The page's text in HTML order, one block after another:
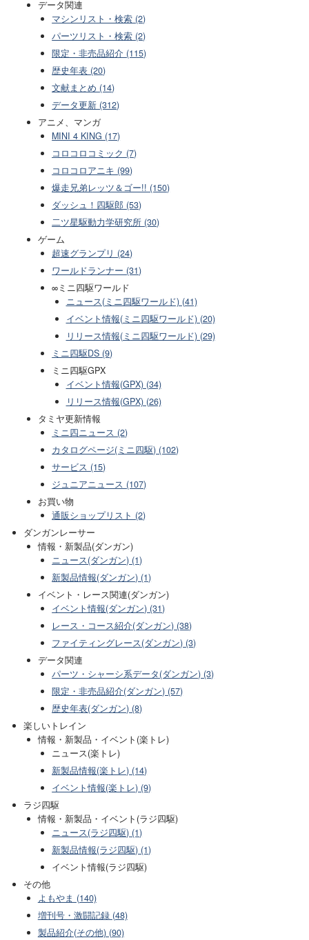
データ関連
マシンリスト・検索 (2)
パーツリスト・検索 (2)
限定・非売品紹介 (115)
歴史年表 (20)
文献まとめ (14)
データ更新 (312)
アニメ、マンガ
MINI 4 KING (17)
コロコロコミック (7)
コロコロアニキ (99)
爆走兄弟レッツ＆ゴー!! (150)
ダッシュ！四駆郎 (53)
二ツ星駆動力学研究所 (30)
ゲーム
超速グランプリ (24)
ワールドランナー (31)
∞ミニ四駆ワールド
ニュース(ミニ四駆ワールド) (41)
イベント情報(ミニ四駆ワールド) (20)
リリース情報(ミニ四駆ワールド) (29)
ミニ四駆DS (9)
ミニ四駆GPX
イベント情報(GPX) (34)
リリース情報(GPX) (26)
タミヤ更新情報
ミニ四ニュース (2)
カタログページ(ミニ四駆) (102)
サービス (15)
ジュニアニュース (107)
お買い物
通販ショップリスト (2)
ダンガンレーサー
情報・新製品(ダンガン)
ニュース(ダンガン) (1)
新製品情報(ダンガン) (1)
イベント・レース関連(ダンガン)
イベント情報(ダンガン) (31)
レース・コース紹介(ダンガン) (38)
ファイティングレース(ダンガン) (3)
データ関連
パーツ・シャーシ系データ(ダンガン) (3)
限定・非売品紹介(ダンガン) (57)
歴史年表(ダンガン) (8)
楽しいトレイン
情報・新製品・イベント(楽トレ)
ニュース(楽トレ)
新製品情報(楽トレ) (14)
イベント情報(楽トレ) (9)
ラジ四駆
情報・新製品・イベント(ラジ四駆)
ニュース(ラジ四駆) (1)
新製品情報(ラジ四駆) (1)
イベント情報(ラジ四駆)
その他
よもやま (140)
増刊号・激闘記録 (48)
製品紹介(その他) (90)